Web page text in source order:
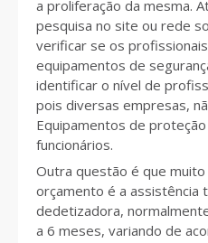
a proliferação da mesma.
pesquisa no site ou rede
verificar se os
equipamentos de
identificar o nível de
pois diversas empresas,
Equipamentos de
funcionários.
Outra questão é que
orçamento é a assistência
dedetizadora,
a 6 meses, variando de